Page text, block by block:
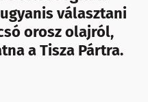
választani
orosz olajról,
a Tisza Pártra.